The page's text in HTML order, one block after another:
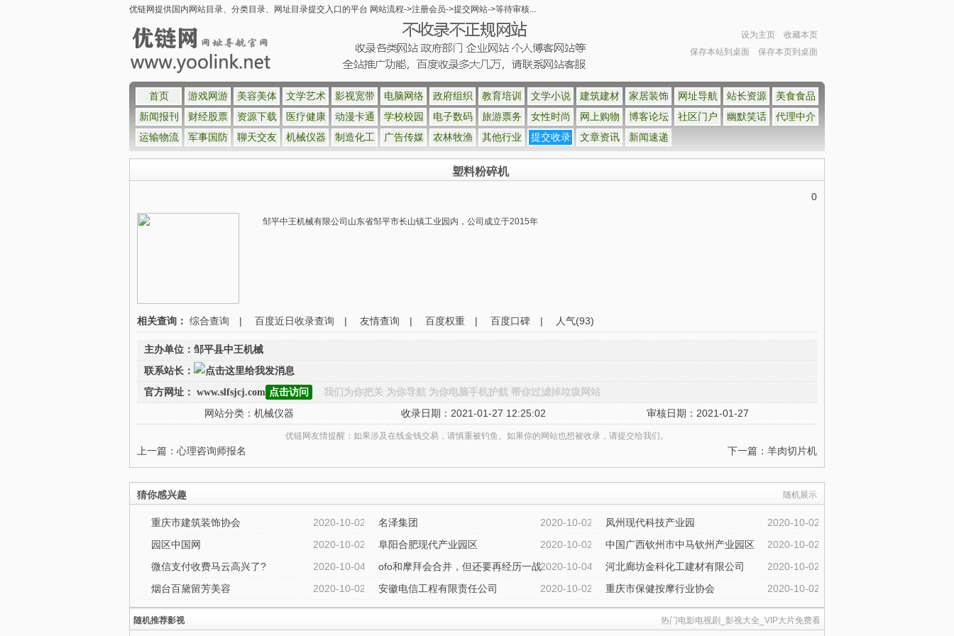
优链网提供国内网站目录、分类目录、网址目录提交入口的平台 网站流程->注册会员->提交网站->等待审核...
设为主页
收藏本页
保存本站到桌面
保存本页到桌面
首页 游戏网游 美容美体 文学艺术 影视宽带 电脑网络 政府组织 教育培训 文学小说 建筑建材 家居装饰 网址导航 站长资源
美食食品
新闻报刊
财经股票 资源下载 医疗健康 动漫卡通 学校校园 电子数码 旅游票务 女性时尚 网上购物 博客论坛 社区门户 幽默笑话
代理中介
运输物流
军事国防 聊天交友 机械仪器 制造化工 广告传媒 农林牧渔 其他行业 提交收录 文章资讯 新闻速递
塑料粉碎机
0
邹平中王机械有限公司山东省邹平市长山镇工业园内，公司成立于2015年
相关查询： 综合查询 | 百度近日收录查询 | 友情查询 | 百度权重 | 百度口碑 | 人气(93)
主办单位：邹平县中王机械
联系站长：
官方网址： www.slfsjcj.com 点击访问 我们为你把关 为你导航 为你电脑手机护航 帮你过滤掉垃圾网站
网站分类：机械仪器 收录日期：2021-01-27 12:25:02 审核日期：2021-01-27
优链网友情提醒：如果涉及在线金钱交易，请慎重被钓鱼。如果你的网站也想被收录，请提交给我们。
上一篇： 心理咨询师报名 下一篇： 羊肉切片机
随机展示
猜你感兴趣
重庆市建筑装饰协会 2020-10-02 名泽集团 2020-10-02 凤州现代科技产业园
2020-10-02
园区中国网
2020-10-02 阜阳合肥现代产业园区 2020-10-02 中国广西钦州市中马钦州产业园区
2020-10-02
微信支付收费马云高兴了?
2020-10-04 ofo和摩拜会合并，但还要再经历一战2020-10-04 河北廊坊金科化工建材有限公司
2020-10-02
烟台百黛留芳美容
2020-10-02 安徽电信工程有限责任公司 2020-10-02 重庆市保健按摩行业协会 2020-10-02
热门电影电视剧_影视大全_VIP大片免费看
随机推荐影视